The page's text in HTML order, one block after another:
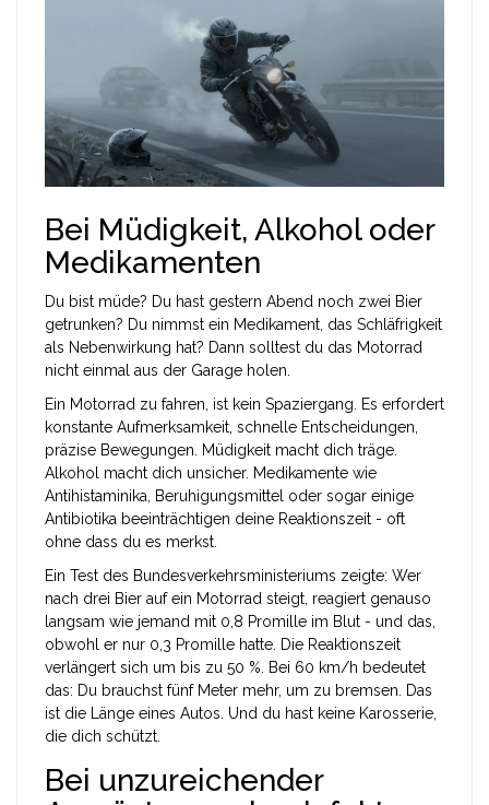
Bei Müdigkeit, Alkohol oder
Medikamenten
Du bist müde? Du hast gestern Abend noch zwei Bier
getrunken? Du nimmst ein Medikament, das Schläfrigkeit
als Nebenwirkung hat? Dann solltest du das Motorrad
nicht einmal aus der Garage holen.
Ein Motorrad zu fahren, ist kein Spaziergang. Es erfordert
konstante Aufmerksamkeit, schnelle Entscheidungen,
präzise Bewegungen. Müdigkeit macht dich träge.
Alkohol macht dich unsicher. Medikamente wie
Antihistaminika, Beruhigungsmittel oder sogar einige
Antibiotika beeinträchtigen deine Reaktionszeit - oft
ohne dass du es merkst.
Ein Test des Bundesverkehrsministeriums zeigte: Wer
nach drei Bier auf ein Motorrad steigt, reagiert genauso
langsam wie jemand mit 0,8 Promille im Blut - und das,
obwohl er nur 0,3 Promille hatte. Die Reaktionszeit
verlängert sich um bis zu 50 %. Bei 60 km/h bedeutet
das: Du brauchst fünf Meter mehr, um zu bremsen. Das
ist die Länge eines Autos. Und du hast keine Karosserie,
die dich schützt.
Bei unzureichender